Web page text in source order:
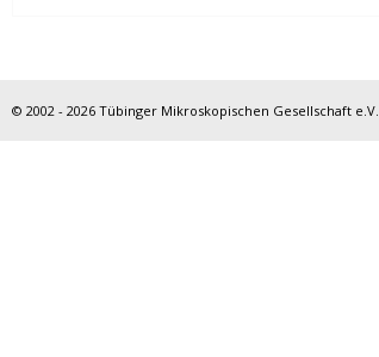
© 2002 - 2026 Tübinger Mikroskopischen Gesellschaft e.V.